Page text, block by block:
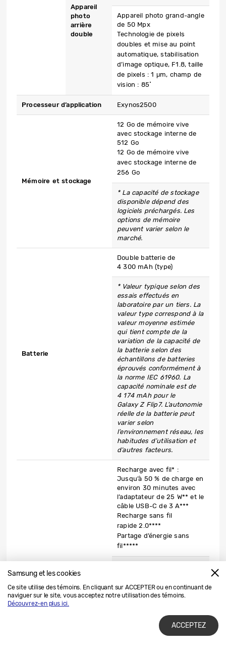
Samsung et les cookies
Ce site utilise des témoins. En cliquant sur ACCEPTER ou en continuant de
naviguer sur le site, vous acceptez notre utilisation des témoins.
Découvrez-en plus ici.
ACCEPTEZ
Appareil
photo
arrière
double
Appareil photo grand-angle
de 50 Mpx
Technologie de pixels
doubles et mise au point
automatique, stabilisation
d’image optique, F1.8, taille
de pixels : 1 μm, champ de
vision : 85˚
Processeur d’application Exynos2500
Mémoire et stockage
12 Go de mémoire vive
avec stockage interne de
512 Go
12 Go de mémoire vive
avec stockage interne de
256 Go
* La capacité de stockage
disponible dépend des
logiciels préchargés. Les
options de mémoire
peuvent varier selon le
marché.
Batterie
Double batterie de
4 300 mAh (type)
* Valeur typique selon des
essais effectués en
laboratoire par un tiers. La
valeur type correspond à la
valeur moyenne estimée
qui tient compte de la
variation de la capacité de
la batterie selon des
échantillons de batteries
éprouvés conformément à
la norme IEC 61960. La
capacité nominale est de
4 174 mAh pour le
Galaxy Z Flip7. L’autonomie
réelle de la batterie peut
varier selon
l’environnement réseau, les
habitudes d’utilisation et
d’autres facteurs.
Recharge avec fil* :
Jusqu’à 50 % de charge en
environ 30 minutes avec
l’adaptateur de 25 W** et le
câble USB-C de 3 A***
Recharge sans fil
rapide 2.0****
Partage d’énergie sans
fil*****
technologies QC2.0 et AFC.
Résultats de l’essai interne
l’adaptateur de voyage de
25 W, alors que la batterie